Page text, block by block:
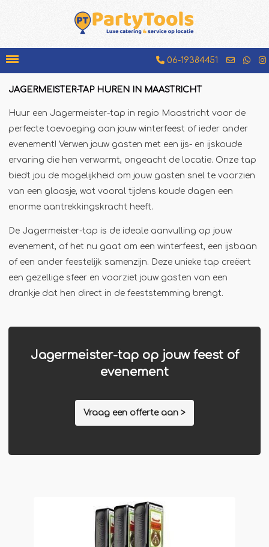
06-19384451
Chocolademelkkraam
Espressobar
Foodtruck
Glühweinkraam
Hotdogkraam
IJscokar
Jägermeister-tap
Kebabgrill
Popcornmachine
JAGERMEISTER-TAP HUREN IN MAASTRICHT
Huur een Jagermeister-tap in regio Maastricht voor de
perfecte toevoeging aan jouw winterfeest of ieder ander
evenement! Verwen jouw gasten met een ijs- en ijskoude
ervaring die hen verwarmt, ongeacht de locatie. Onze tap
biedt jou de mogelijkheid om jouw gasten snel te voorzien
van een glaasje, wat vooral tijdens koude dagen een
enorme aantrekkingskracht heeft.
De Jagermeister-tap is de ideale aanvulling op jouw
evenement, of het nu gaat om een winterfeest, een ijsbaan
of een ander feestelijk samenzijn. Deze unieke tap creëert
een gezellige sfeer en voorziet jouw gasten van een
drankje dat hen direct in de feeststemming brengt.
Jagermeister-tap op jouw feest of
evenement
Vraag een offerte aan >